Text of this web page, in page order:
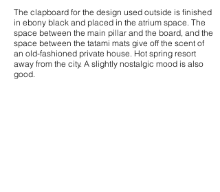
西南の角に大きく屋根をかけた
サンセットデッキ空間。
Sunset deck space with a large
roof at the southwest corner.
The clapboard for the design used outside is finished
in ebony black and placed in the atrium space. The
space between the main pillar and the board, and the
space between the tatami mats give off the scent of
an old-fashioned private house. Hot spring resort
away from the city. A slightly nostalgic mood is also
good.